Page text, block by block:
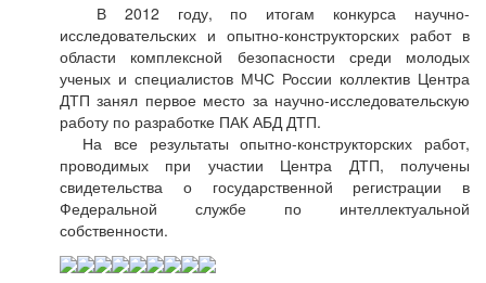
В 2012 году, по итогам конкурса научно-
исследовательских и опытно-конструкторских работ в
области комплексной безопасности среди молодых
ученых и специалистов МЧС России коллектив Центра
ДТП занял первое место за научно-исследовательскую
работу по разработке ПАК АБД ДТП.
На все результаты опытно-конструкторских работ,
проводимых при участии Центра ДТП, получены
свидетельства о государственной регистрации в
Федеральной службе по интеллектуальной
собственности.